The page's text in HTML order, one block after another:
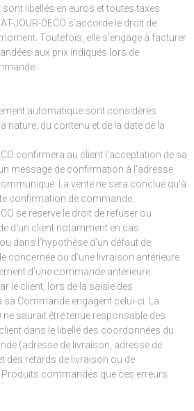
libellés en euros et toutes taxes
JOUR-DECO s’accorde le droit de
Toutefois, elle s’engage à facturer
aux prix indiqués lors de
automatique sont considérés
nature, du contenu et de la date de la
confirmera au client l'acceptation de sa
message de confirmation à l'adresse
La vente ne sera conclue qu'à
confirmation de commande.
se réserve le droit de refuser ou
d'un client notamment en cas
dans l'hypothèse d'un défaut de
concernée ou d'une livraison antérieure
d'une commande antérieure.
le client, lors de la saisie des
Commande engagent celui-ci. La
ne saurait être tenue responsable des
dans le libellé des coordonnées du
(adresse de livraison, adresse de
des retards de livraison ou de
Produits commandés que ces erreurs